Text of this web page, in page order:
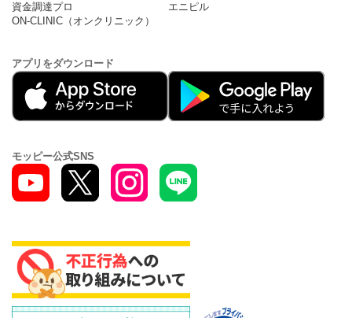
資金調達プロ
エニピル
ON-CLINIC（オンクリニック）
アプリをダウンロード
モッピー公式SNS